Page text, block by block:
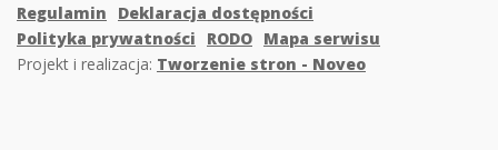
Regulamin
Deklaracja dostępności
Polityka prywatności
RODO Mapa serwisu
Projekt i realizacja: Tworzenie stron - Noveo